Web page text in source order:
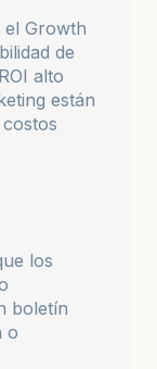
el Growth
de
alto
están
los
boletín
o